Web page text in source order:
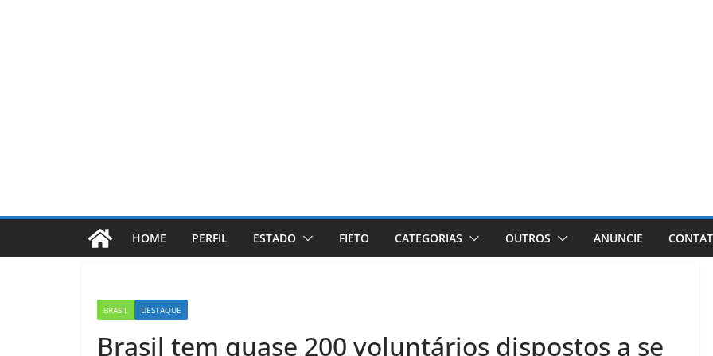
HOME PERFIL ESTADO FIETO CATEGORIAS OUTROS ANUNCIE
BRASIL DESTAQUE
Brasil tem quase 200 voluntários dispostos a se